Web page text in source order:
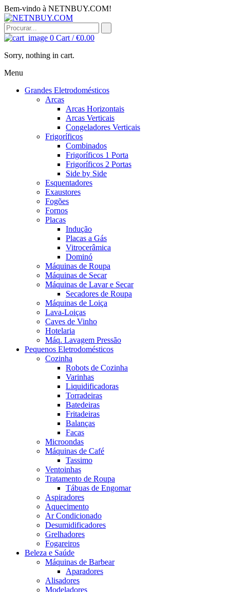
Bem-vindo à NETNBUY.COM!
0 Cart /€0.00
Sorry, nothing in cart.
Menu
Grandes Eletrodomésticos
Arcas
Arcas Horizontais
Arcas Verticais
Congeladores Verticais
Frigoríficos
Combinados
Frigoríficos 1 Porta
Frigoríficos 2 Portas
Side by Side
Esquentadores
Exaustores
Fogões
Fornos
Placas
Indução
Placas a Gás
Vitrocerâmica
Dominó
Máquinas de Roupa
Máquinas de Secar
Máquinas de Lavar e Secar
Secadores de Roupa
Máquinas de Loiça
Lava-Loiças
Caves de Vinho
Hotelaria
Máq. Lavagem Pressão
Pequenos Eletrodomésticos
Cozinha
Robots de Cozinha
Varinhas
Liquidificadoras
Torradeiras
Batedeiras
Fritadeiras
Balanças
Facas
Microondas
Máquinas de Café
Tassimo
Ventoinhas
Tratamento de Roupa
Tábuas de Engomar
Aspiradores
Aquecimento
Ar Condicionado
Desumidificadores
Grelhadores
Fogareiros
Beleza e Saúde
Máquinas de Barbear
Aparadores
Alisadores
Modeladores